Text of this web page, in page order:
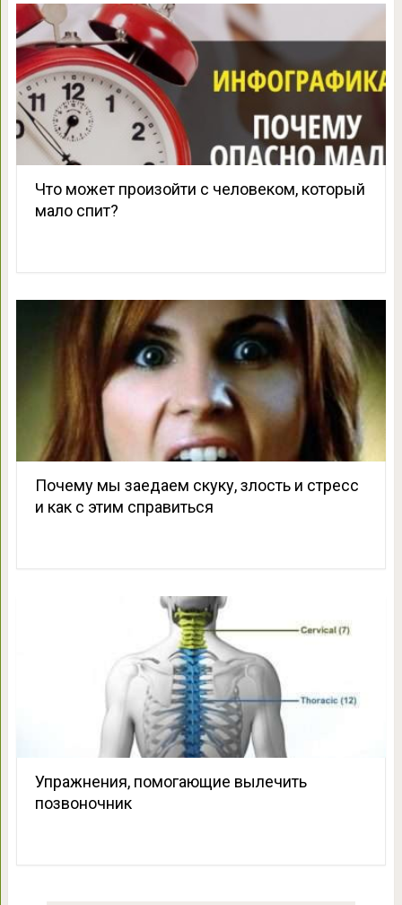
Что может произойти с человеком, который
мало спит?
Почему мы заедаем скуку, злость и стресс
и как с этим справиться
Упражнения, помогающие вылечить
позвоночник